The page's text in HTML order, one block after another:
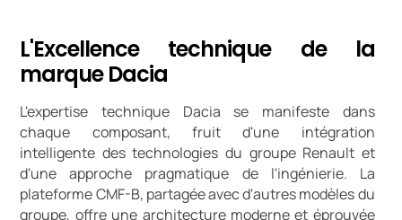
L'Excellence technique de la
marque Dacia
L'expertise technique Dacia se manifeste dans
chaque composant, fruit d'une intégration
intelligente des technologies du groupe Renault et
d'une approche pragmatique de l'ingénierie. La
plateforme CMF-B, partagée avec d'autres modèles du
groupe, offre une architecture moderne et éprouvée